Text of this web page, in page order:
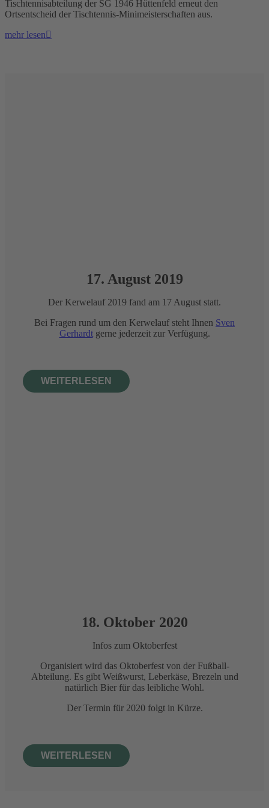
Tischtennisabteilung der SG 1946 Hüttenfeld erneut den
Ortsentscheid der Tischtennis-Minimeisterschaften aus.
mehr lesen
17. August 2019
Der Kerwelauf 2019 fand am 17 August statt.
Bei Fragen rund um den Kerwelauf steht Ihnen Sven
Gerhardtgerne jederzeit zur Verfügung.
WEITERLESEN
18. Oktober 2020
Infos zum Oktoberfest
Organisiert wird das Oktoberfest von der Fußball-
Abteilung. Es gibt Weißwurst, Leberkäse, Brezeln und
natürlich Bier für das leibliche Wohl.
Der Termin für 2020 folgt in Kürze.
WEITERLESEN